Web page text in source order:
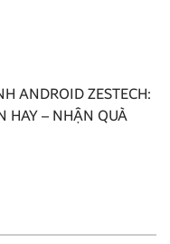
ANDROID ZESTECH:
HAY – NHẬN QUÀ